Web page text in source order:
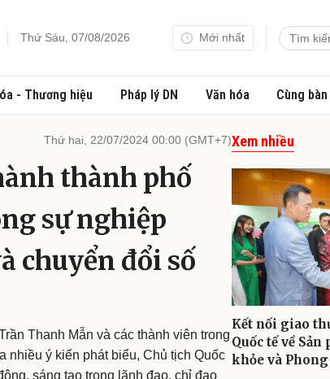
Thứ Sáu, 07/08/2026 Mới nhất
- Thương hiệu Pháp lý DN Văn hóa Cùng
Thứ hai, 22/07/2024 00:00 (GMT+7)
thành phố
sự nghiệp
chuyển đổi số
Thanh Mẫn và các thành viên trong
ý kiến phát biểu, Chủ tịch Quốc
sáng tạo trong lãnh đạo, chỉ đạo
Xem nhiều
Kết nối giao
Quốc tế về Sản
khỏe và